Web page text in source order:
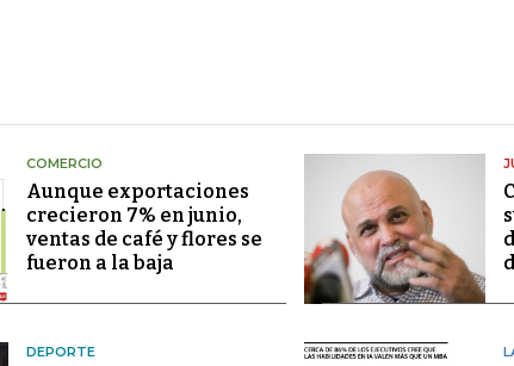
COMERCIO
Aunque exportaciones
crecieron 7% en junio,
ventas de café y flores se
fueron a la baja
DEPORTE